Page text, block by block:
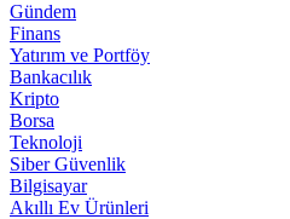
Gündem
Finans
Yatırım ve Portföy
Bankacılık
Kripto
Borsa
Teknoloji
Siber Güvenlik
Bilgisayar
Akıllı Ev Ürünleri